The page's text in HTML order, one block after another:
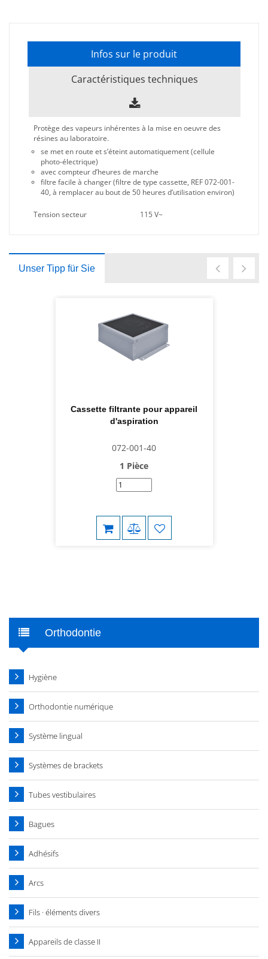
Infos sur le produit
Caractéristiques techniques
Protège des vapeurs inhérentes à la mise en oeuvre des
résines au laboratoire.
se met en route et s’éteint automatiquement (cellule
photo-électrique)
avec compteur d’heures de marche
filtre facile à changer (filtre de type cassette, REF 072-001-
40, à remplacer au bout de 50 heures d’utilisation environ)
Tension secteur 115 V~
Unser Tipp für Sie
Cassette filtrante pour appareil
d'aspiration
072-001-40
1 Pièce
Orthodontie
Hygiène
Orthodontie numérique
Système lingual
Systèmes de brackets
Tubes vestibulaires
Bagues
Adhésifs
Arcs
Fils · éléments divers
Appareils de classe II